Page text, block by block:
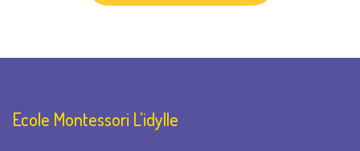
Ecole Montessori L’idylle